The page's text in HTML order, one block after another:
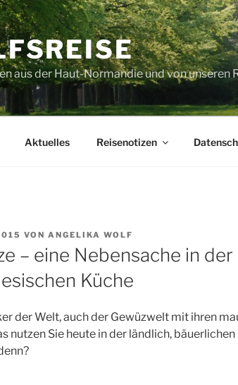
aus der Haut-Normandie und von unseren
Aktuelles Reisenotizen
VON ANGELIKA WOLF
– eine Nebensache in der
Küche
der Welt, auch der Gewüzwelt mit ihren
nutzen Sie heute in der ländlich,